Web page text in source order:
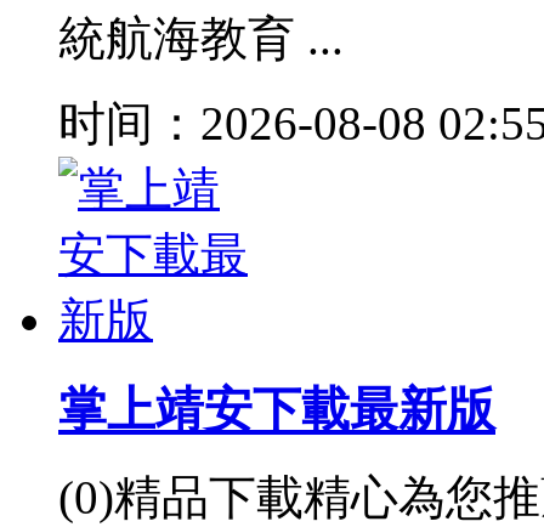
統航海教育 ...
时间：2026-08-08
掌上靖安下載最新版
(0)精品下載精心為您